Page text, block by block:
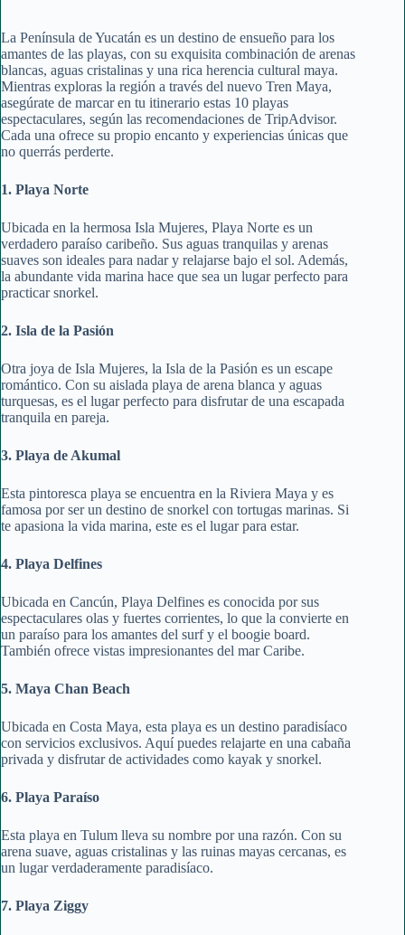
La Península de Yucatán es un destino de ensueño para los
amantes de las playas, con su exquisita combinación de arenas
blancas, aguas cristalinas y una rica herencia cultural maya.
Mientras exploras la región a través del nuevo Tren Maya,
asegúrate de marcar en tu itinerario estas 10 playas
espectaculares, según las recomendaciones de TripAdvisor.
Cada una ofrece su propio encanto y experiencias únicas que
no querrás perderte.
1. Playa Norte
Ubicada en la hermosa Isla Mujeres, Playa Norte es un
verdadero paraíso caribeño. Sus aguas tranquilas y arenas
suaves son ideales para nadar y relajarse bajo el sol. Además,
la abundante vida marina hace que sea un lugar perfecto para
practicar snorkel.
2. Isla de la Pasión
Otra joya de Isla Mujeres, la Isla de la Pasión es un escape
romántico. Con su aislada playa de arena blanca y aguas
turquesas, es el lugar perfecto para disfrutar de una escapada
tranquila en pareja.
3. Playa de Akumal
Esta pintoresca playa se encuentra en la Riviera Maya y es
famosa por ser un destino de snorkel con tortugas marinas. Si
te apasiona la vida marina, este es el lugar para estar.
4. Playa Delfines
Ubicada en Cancún, Playa Delfines es conocida por sus
espectaculares olas y fuertes corrientes, lo que la convierte en
un paraíso para los amantes del surf y el boogie board.
También ofrece vistas impresionantes del mar Caribe.
5. Maya Chan Beach
Ubicada en Costa Maya, esta playa es un destino paradisíaco
con servicios exclusivos. Aquí puedes relajarte en una cabaña
privada y disfrutar de actividades como kayak y snorkel.
6. Playa Paraíso
Esta playa en Tulum lleva su nombre por una razón. Con su
arena suave, aguas cristalinas y las ruinas mayas cercanas, es
un lugar verdaderamente paradisíaco.
7. Playa Ziggy